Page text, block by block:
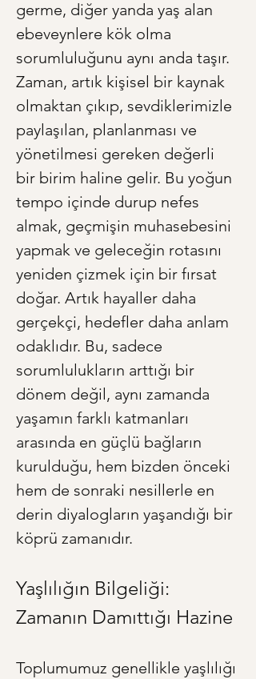
germe, diğer yanda yaş alan
ebeveynlere kök olma
sorumluluğunu aynı anda taşır.
Zaman, artık kişisel bir kaynak
olmaktan çıkıp, sevdiklerimizle
paylaşılan, planlanması ve
yönetilmesi gereken değerli
bir birim haline gelir. Bu yoğun
tempo içinde durup nefes
almak, geçmişin muhasebesini
yapmak ve geleceğin rotasını
yeniden çizmek için bir fırsat
doğar. Artık hayaller daha
gerçekçi, hedefler daha anlam
odaklıdır. Bu, sadece
sorumlulukların arttığı bir
dönem değil, aynı zamanda
yaşamın farklı katmanları
arasında en güçlü bağların
kurulduğu, hem bizden önceki
hem de sonraki nesillerle en
derin diyalogların yaşandığı bir
köprü zamanıdır.
Yaşlılığın Bilgeliği:
Zamanın Damıttığı Hazine
Toplumumuz genellikle yaşlılığı